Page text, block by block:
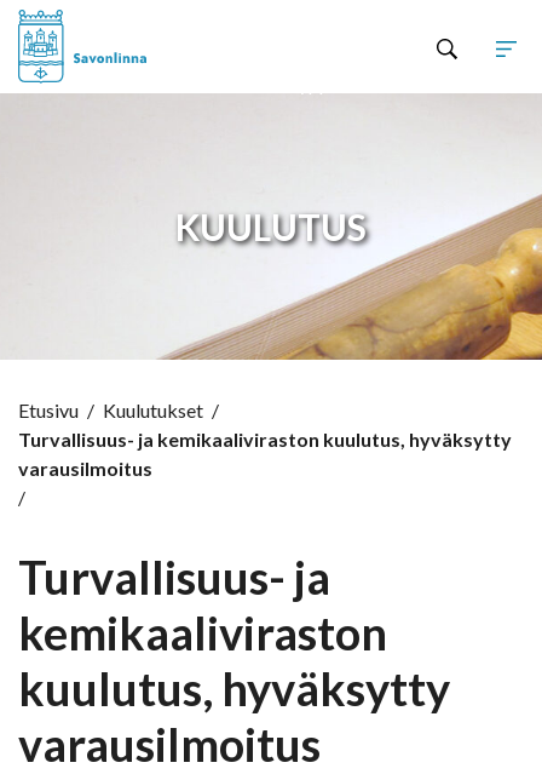
KUULUTUS
Etusivu / Kuulutukset /
Turvallisuus- ja kemikaaliviraston kuulutus, hyväksytty
varausilmoitus
/
Turvallisuus- ja
kemikaaliviraston
kuulutus, hyväksytty
varausilmoitus